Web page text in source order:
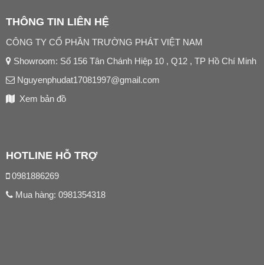
THÔNG TIN LIÊN HỆ
CÔNG TY CỔ PHẦN TRƯỜNG PHÁT VIỆT NAM
Showroom: Số 156 Tân Chánh Hiệp 10 , Q12 , TP Hồ Chí Minh
Nguyenphudat17081997@gmail.com
Xem bản đồ
HOTLINE HỖ TRỢ
0981886269
Mua hàng: 0981354318